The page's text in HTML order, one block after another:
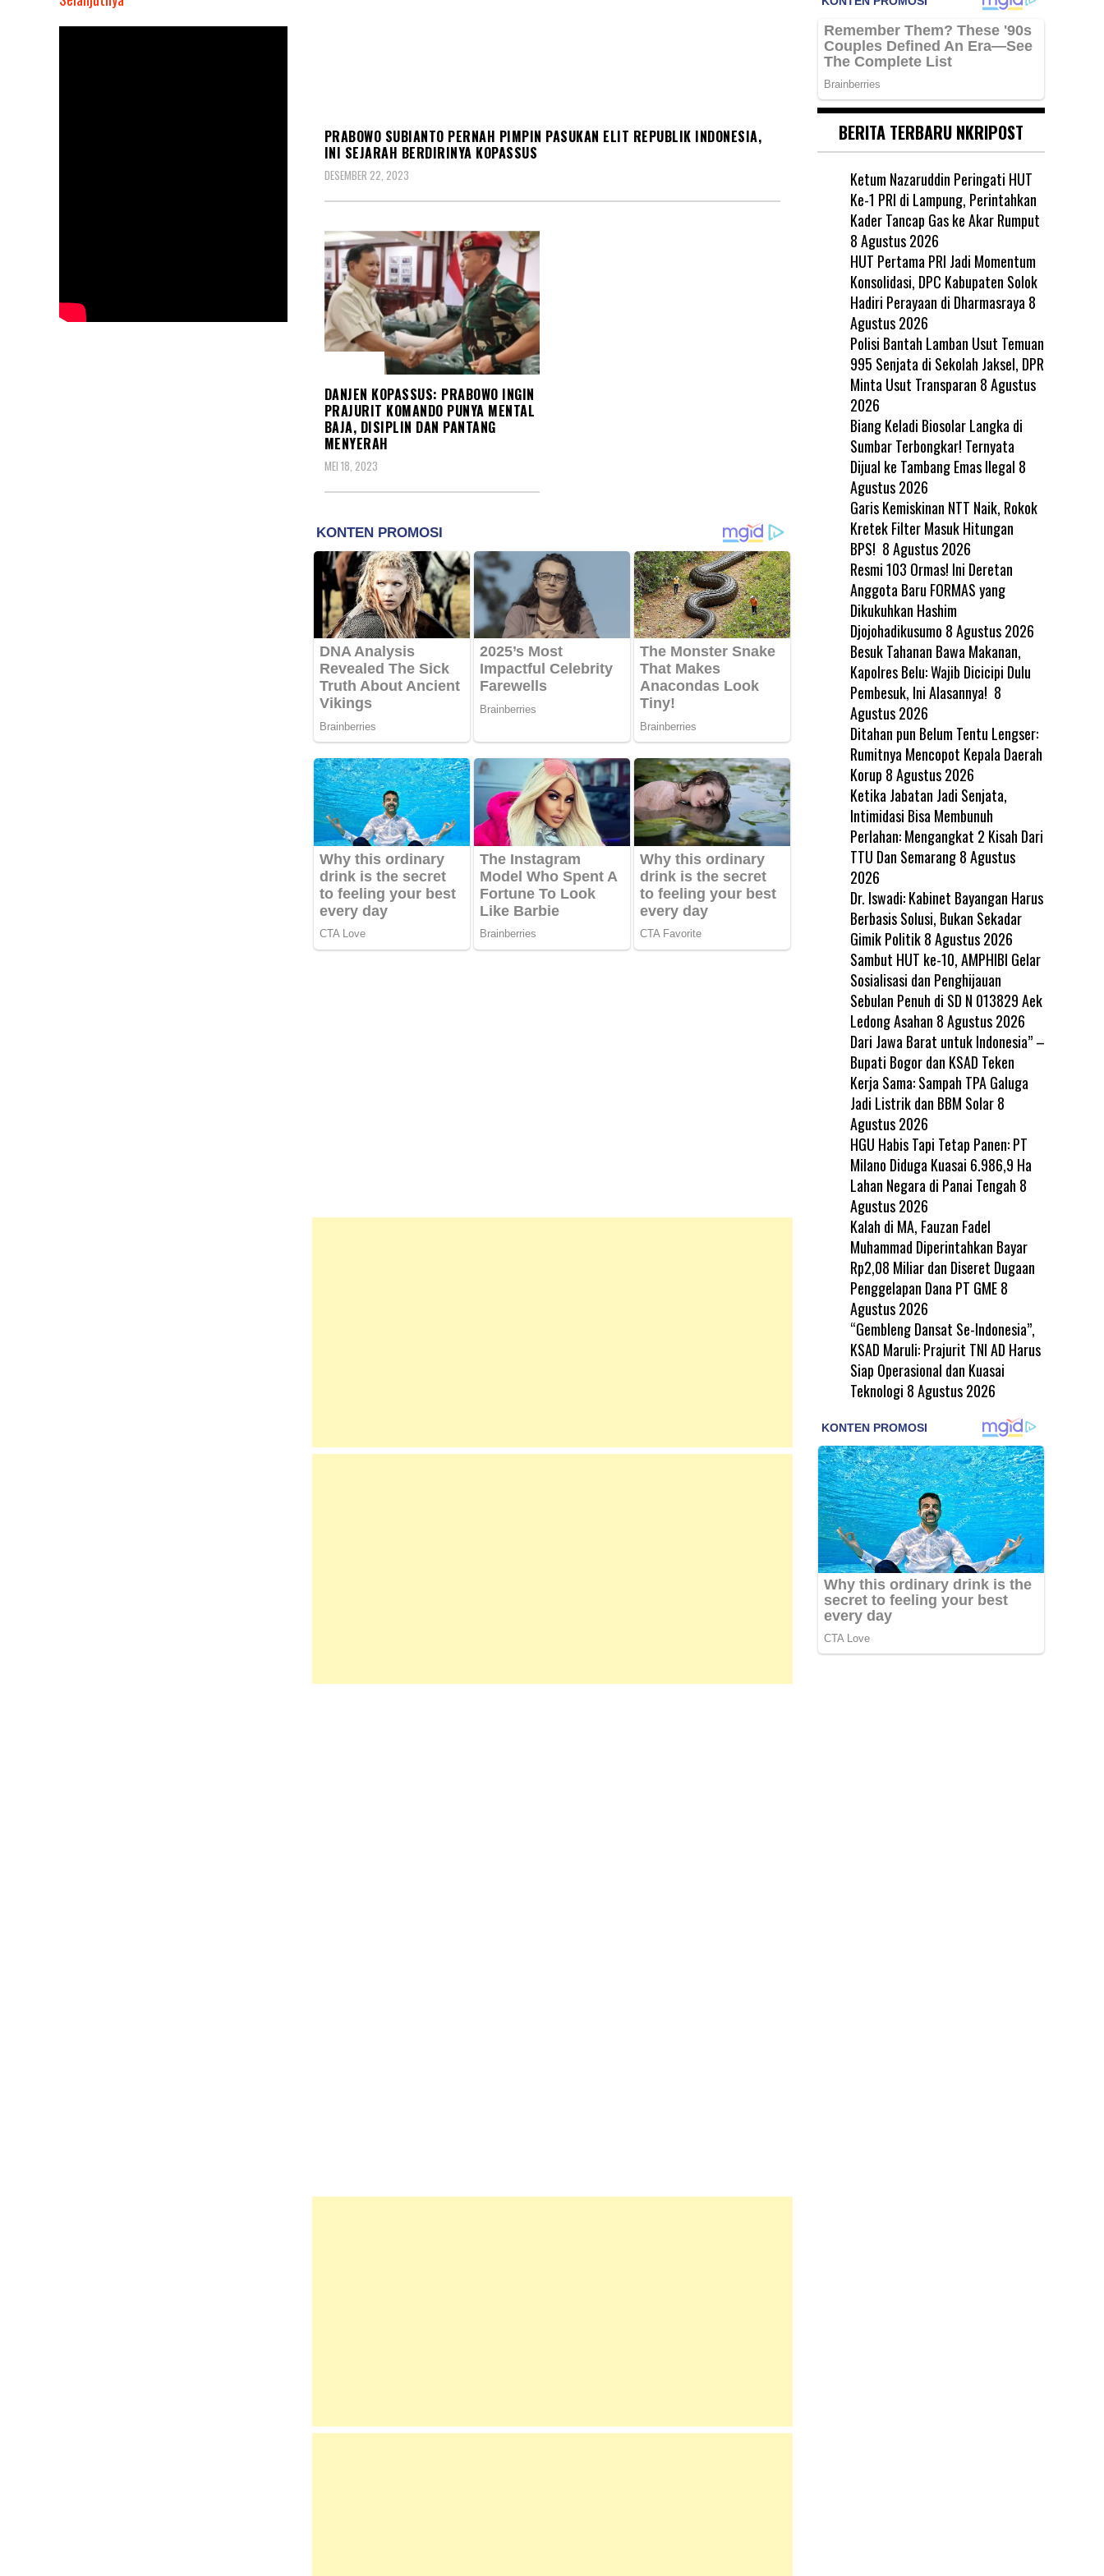
PRABOWO SUBIANTO PERNAH PIMPIN PASUKAN ELIT REPUBLIK INDONESIA,
INI SEJARAH BERDIRINYA KOPASSUS
DESEMBER 22, 2023
DANJEN KOPASSUS: PRABOWO INGIN
PRAJURIT KOMANDO PUNYA MENTAL
BAJA, DISIPLIN DAN PANTANG
MENYERAH
MEI 18, 2023
BERITA TERBARU NKRIPOST
Ketum Nazaruddin Peringati HUT
Ke-1 PRI di Lampung, Perintahkan
Kader Tancap Gas ke Akar Rumput
8 Agustus 2026
HUT Pertama PRI Jadi Momentum
Konsolidasi, DPC Kabupaten Solok
Hadiri Perayaan di Dharmasraya 8
Agustus 2026
Polisi Bantah Lamban Usut Temuan
995 Senjata di Sekolah Jaksel, DPR
Minta Usut Transparan 8 Agustus
2026
Biang Keladi Biosolar Langka di
Sumbar Terbongkar! Ternyata
Dijual ke Tambang Emas Ilegal 8
Agustus 2026
Garis Kemiskinan NTT Naik, Rokok
Kretek Filter Masuk Hitungan
BPS! 8 Agustus 2026
Resmi 103 Ormas! Ini Deretan
Anggota Baru FORMAS yang
Dikukuhkan Hashim
Djojohadikusumo 8 Agustus 2026
Besuk Tahanan Bawa Makanan,
Kapolres Belu: Wajib Dicicipi Dulu
Pembesuk, Ini Alasannya! 8
Agustus 2026
Ditahan pun Belum Tentu Lengser:
Rumitnya Mencopot Kepala Daerah
Korup 8 Agustus 2026
Ketika Jabatan Jadi Senjata,
Intimidasi Bisa Membunuh
Perlahan: Mengangkat 2 Kisah Dari
TTU Dan Semarang 8 Agustus
2026
Dr. Iswadi: Kabinet Bayangan Harus
Berbasis Solusi, Bukan Sekadar
Gimik Politik 8 Agustus 2026
Sambut HUT ke-10, AMPHIBI Gelar
Sosialisasi dan Penghijauan
Sebulan Penuh di SD N 013829 Aek
Ledong Asahan 8 Agustus 2026
Dari Jawa Barat untuk Indonesia” –
Bupati Bogor dan KSAD Teken
Kerja Sama: Sampah TPA Galuga
Jadi Listrik dan BBM Solar 8
Agustus 2026
HGU Habis Tapi Tetap Panen: PT
Milano Diduga Kuasai 6.986,9 Ha
Lahan Negara di Panai Tengah 8
Agustus 2026
Kalah di MA, Fauzan Fadel
Muhammad Diperintahkan Bayar
Rp2,08 Miliar dan Diseret Dugaan
Penggelapan Dana PT GME 8
Agustus 2026
“Gembleng Dansat Se-Indonesia”,
KSAD Maruli: Prajurit TNI AD Harus
Siap Operasional dan Kuasai
Teknologi 8 Agustus 2026